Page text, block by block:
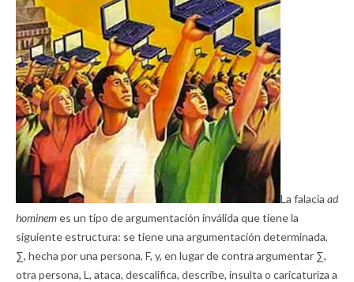
La falacia ad
hominemes un tipo de argumentación inválida que tiene la
siguiente estructura: se tiene una argumentación determinada,
∑, hecha por una persona, F, y, en lugar de contra argumentar ∑,
otra persona, L, ataca, descalifica, describe, insulta o caricaturiza a